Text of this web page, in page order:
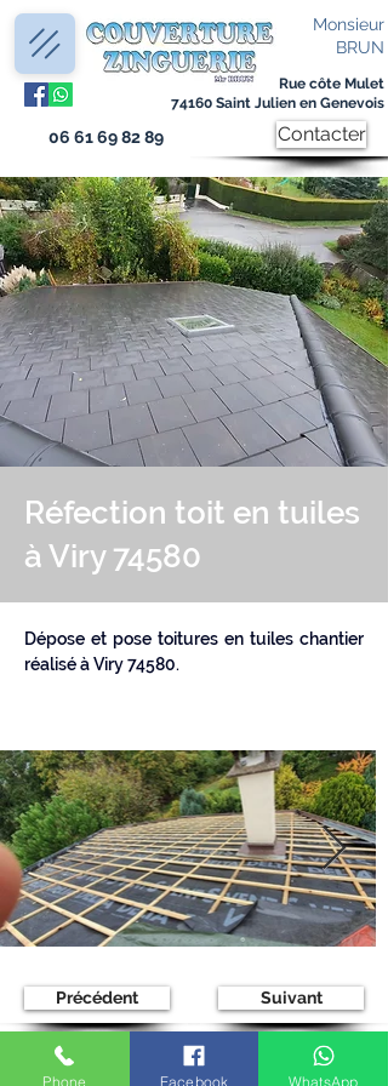
Monsieur
BRUN
Rue côte Mulet
74160 Saint Julien en Genevois
06 61 69 82 89 Contacter
Réfection toit en tuiles
à Viry 74580
Dépose et pose toitures en tuiles chantier
réalisé à Viry 74580.
Précédent Suivant
< Retour
Phone Facebook WhatsApp